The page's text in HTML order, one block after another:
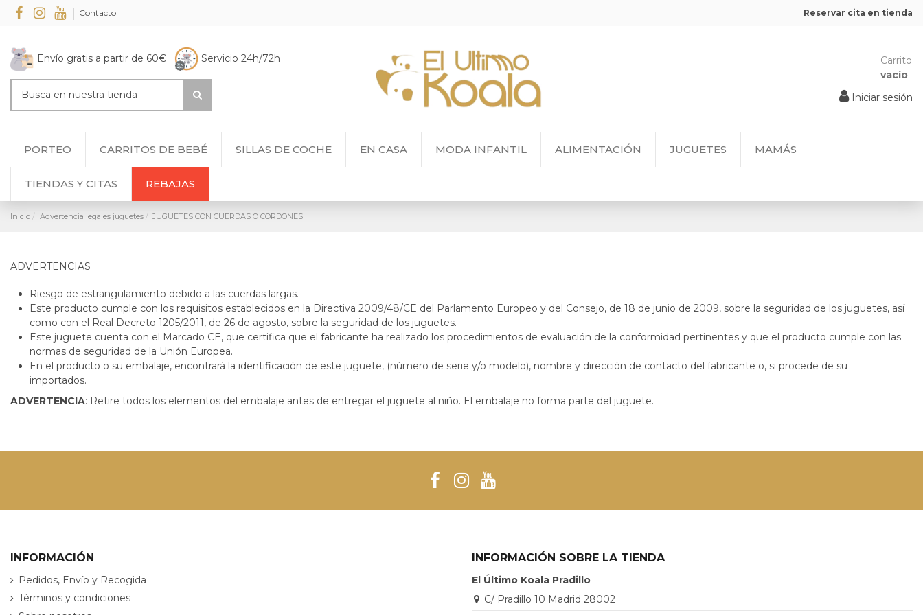
Contacto Reservar cita en tienda
Envío gratis a partir de 60€ Servicio 24h/72h
Carrito
vacío
Iniciar sesión
PORTEO CARRITOS DE BEBÉ SILLAS DE COCHE EN CASA MODA INFANTIL ALIMENTACIÓN JUGUETES MAMÁS
TIENDAS Y CITAS REBAJAS
Inicio Advertencia legales juguetes JUGUETES CON CUERDAS O CORDONES
ADVERTENCIAS
Riesgo de estrangulamiento debido a las cuerdas largas.
Este producto cumple con los requisitos establecidos en la Directiva 2009/48/CE del Parlamento Europeo y del Consejo, de 18 de junio de 2009, sobre la seguridad de los juguetes, así
como con el Real Decreto 1205/2011, de 26 de agosto, sobre la seguridad de los juguetes.
Este juguete cuenta con el Marcado CE, que certifica que el fabricante ha realizado los procedimientos de evaluación de la conformidad pertinentes y que el producto cumple con las
normas de seguridad de la Unión Europea.
En el producto o su embalaje, encontrará la identificación de este juguete, (número de serie y/o modelo), nombre y dirección de contacto del fabricante o, si procede de su
importados.
ADVERTENCIA: Retire todos los elementos del embalaje antes de entregar el juguete al niño. El embalaje no forma parte del juguete.
INFORMACIÓN
Pedidos, Envío y Recogida
Términos y condiciones
INFORMACIÓN SOBRE LA TIENDA
El Último Koala Pradillo
C/ Pradillo 10 Madrid 28002